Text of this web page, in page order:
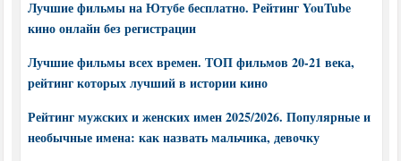
Лучшие фильмы на Ютубе бесплатно. Рейтинг YouTube
кино онлайн без регистрации
Лучшие фильмы всех времен. ТОП фильмов 20-21 века,
рейтинг которых лучший в истории кино
Рейтинг мужских и женских имен 2025/2026. Популярные и
необычные имена: как назвать мальчика, девочку